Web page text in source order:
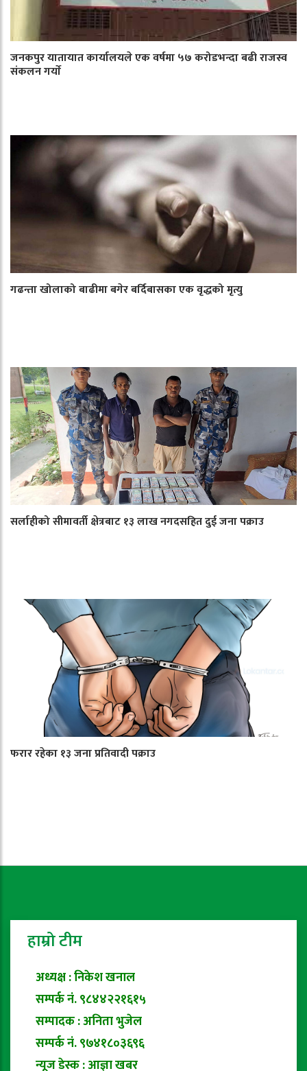
जनकपुर यातायात कार्यालयले एक वर्षमा ५७ करोडभन्दा बढी राजस्व
संकलन गर्याे
गढन्ता खोलाको बाढीमा बगेर बर्दिबासका एक वृद्धको मृत्यु
सर्लाहीको सीमावर्ती क्षेत्रबाट १३ लाख नगदसहित दुई जना पक्राउ
फरार रहेका १३ जना प्रतिवादी पक्राउ
हाम्रो टीम
अध्यक्ष : निकेश खनाल
सम्पर्क नं. ९८४४२२१६१५
सम्पादक : अनिता भुजेल
सम्पर्क नं. ९७४१८०३६९६
न्यूज डेस्क : आज्ञा खबर